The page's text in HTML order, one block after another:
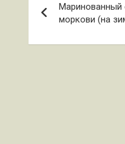
по
записям
Маринованный
моркови (на